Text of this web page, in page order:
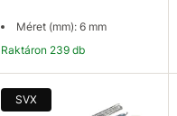
Méret (mm): 6 mm
Raktáron 239 db
SVX